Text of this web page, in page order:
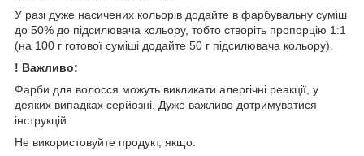
У разі дуже насичених кольорів додайте в фарбувальну суміш
до 50% до підсилювача кольору, тобто створіть пропорцію 1:1
(на 100 г готової суміші додайте 50 г підсилювача кольору).
! Важливо:
Фарби для волосся можуть викликати алергічні реакції, у
деяких випадках серйозні. Дуже важливо дотримуватися
інструкцій.
Не використовуйте продукт, якщо: